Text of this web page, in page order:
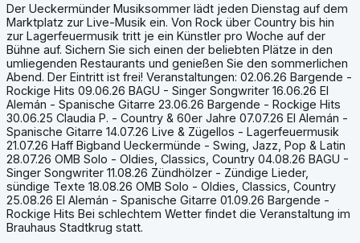
Der Ueckermünder Musiksommer lädt jeden Dienstag auf dem
Marktplatz zur Live-Musik ein. Von Rock über Country bis hin
zur Lagerfeuermusik tritt je ein Künstler pro Woche auf der
Bühne auf. Sichern Sie sich einen der beliebten Plätze in den
umliegenden Restaurants und genießen Sie den sommerlichen
Abend. Der Eintritt ist frei! Veranstaltungen: 02.06.26 Bargende -
Rockige Hits 09.06.26 BAGU - Singer Songwriter 16.06.26 El
Alemán - Spanische Gitarre 23.06.26 Bargende - Rockige Hits
30.06.25 Claudia P. - Country & 60er Jahre 07.07.26 El Alemán -
Spanische Gitarre 14.07.26 Live & Zügellos - Lagerfeuermusik
21.07.26 Haff Bigband Ueckermünde - Swing, Jazz, Pop & Latin
28.07.26 OMB Solo - Oldies, Classics, Country 04.08.26 BAGU -
Singer Songwriter 11.08.26 Zündhölzer - Zündige Lieder,
sündige Texte 18.08.26 OMB Solo - Oldies, Classics, Country
25.08.26 El Alemán - Spanische Gitarre 01.09.26 Bargende -
Rockige Hits Bei schlechtem Wetter findet die Veranstaltung im
Brauhaus Stadtkrug statt.